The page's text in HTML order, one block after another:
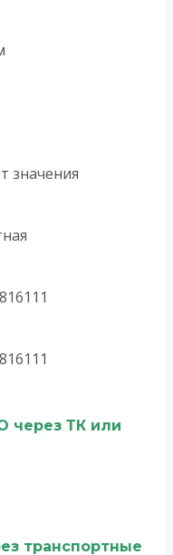
значения
через ТК или
транспортные